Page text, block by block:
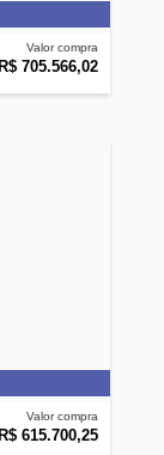
Valor compra
R$ 705.566,02
Valor compra
R$ 615.700,25